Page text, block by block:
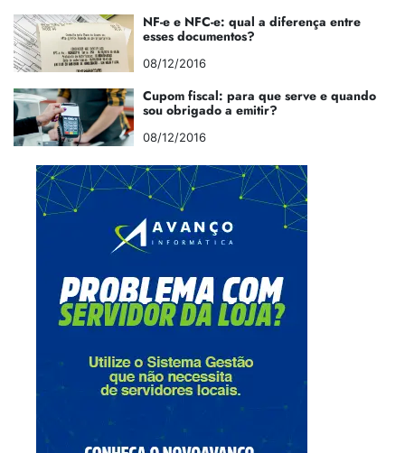
NF-e e NFC-e: qual a diferença entre
esses documentos?
08/12/2016
Cupom fiscal: para que serve e quando
sou obrigado a emitir?
08/12/2016